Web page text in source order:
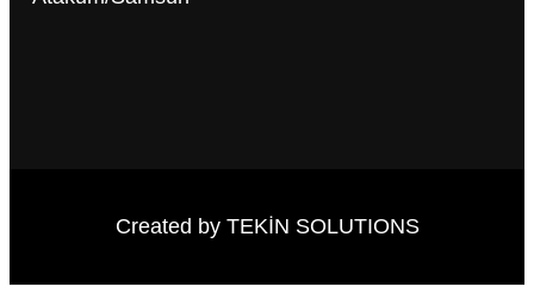
Created by TEKİN SOLUTIONS